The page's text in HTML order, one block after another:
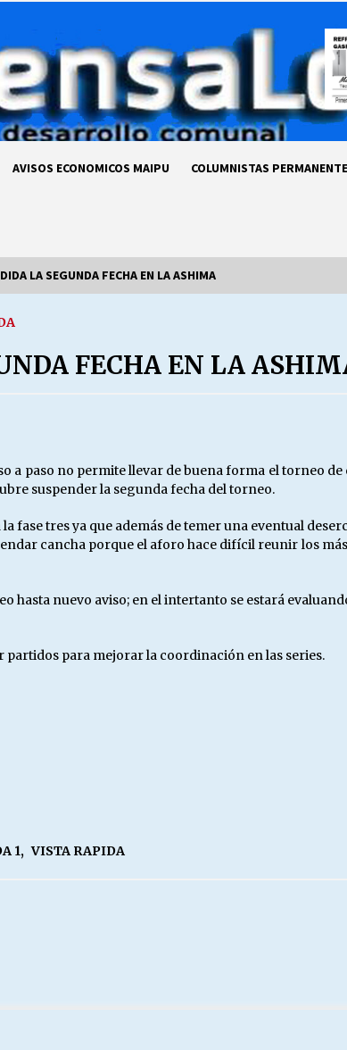
AVISOS ECONOMICOS MAIPU COLUMNISTAS
69 AÑOS DE HISTORIA
28/07/2026
28/05/2026
18/04/2026
LA SEGUNDA FECHA EN LA ASHIMA
FECHA EN LA
a paso no permite llevar de buena forma el torneo
suspender la segunda fecha del torneo.
fase tres ya que además de temer una eventual
cancha porque el aforo hace difícil reunir los
hasta nuevo aviso; en el intertanto se estará
para mejorar la coordinación en las series.
1, VISTA RAPIDA